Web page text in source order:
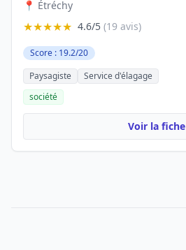
📍 Étréchy
★★★★★ 4.6/5 (19 avis)
Score : 19.2/20
Paysagiste
Service d'élagage
société
Voir la fiche